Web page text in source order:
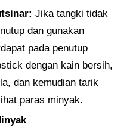
Jika tangki tidak
dan gunakan
pada penutup
dengan kain bersih,
dan kemudian tarik
paras minyak.